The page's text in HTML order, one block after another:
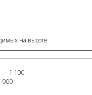
на высоте
— 1 100